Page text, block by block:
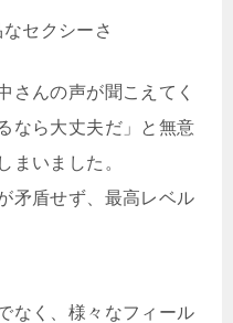
なセクシーさ
さんの声が聞こえてく
なら大丈夫だ」と無意
まいました。
矛盾せず、最高レベル
なく、様々なフィール